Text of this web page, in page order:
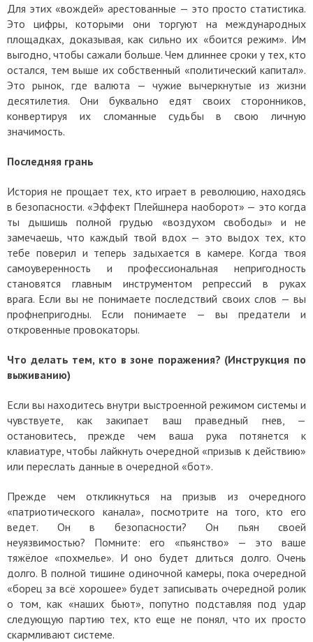
Для этих «вождей» арестованные — это просто статистика.
Это цифры, которыми они торгуют на международных
площадках, доказывая, как сильно их «боится режим». Им
выгодно, чтобы сажали больше. Чем длиннее сроки у тех, кто
остался, тем выше их собственный «политический капитал».
Это рынок, где валюта — чужие вычеркнутые из жизни
десятилетия. Они буквально едят своих сторонников,
конвертируя их сломанные судьбы в свою личную
значимость.
Последняя грань
История не прощает тех, кто играет в революцию, находясь
в безопасности. «Эффект Плейшнера наоборот» — это когда
ты дышишь полной грудью «воздухом свободы» и не
замечаешь, что каждый твой вдох — это выдох тех, кто
тебе поверил и теперь задыхается в камере. Когда твоя
самоуверенность и профессиональная непригодность
становятся главным инструментом репрессий в руках
врага. Если вы не понимаете последствий своих слов — вы
профнепригодны. Если понимаете — вы предатели и
откровенные провокаторы.
Что делать тем, кто в зоне поражения? (Инструкция по
выживанию)
Если вы находитесь внутри выстроенной режимом системы и
чувствуете, как закипает ваш праведный гнев, —
остановитесь, прежде чем ваша рука потянется к
клавиатуре, чтобы лайкнуть очередной «призыв к действию»
или переслать данные в очередной «бот».
Прежде чем откликнуться на призыв из очередного
«патриотического канала», посмотрите на того, кто его
ведет. Он в безопасности? Он пьян своей
неуязвимостью? Помните: его «пьянство» — это ваше
тяжёлое «похмелье». И оно будет длиться долго. Очень
долго. В полной тишине одиночной камеры, пока очередной
«борец за всё хорошее» будет записывать очередной ролик
о том, как «наших бьют», попутно подставляя под удар
следующую партию тех, кто еще не понял, что их просто
скармливают системе.